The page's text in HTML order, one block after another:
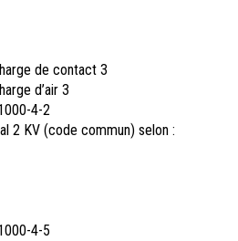
de contact 3
d’air 3
4-2
2 KV (code commun) selon :
4-5